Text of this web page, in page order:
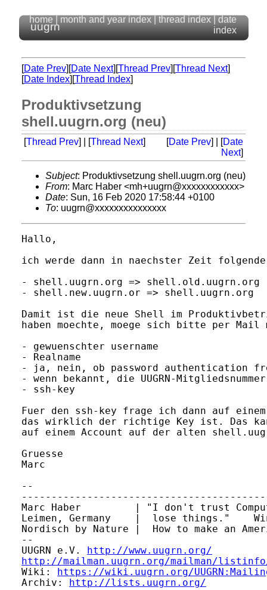
uugrn
home month and year index thread index
date
index
[Date Prev][Date Next][Thread Prev][Thread Next]
[Date Index][Thread Index]
Produktivsetzung
shell.uugrn.org (neu)
[Thread Prev] | [Thread Next] [Date Prev] | [Date
Next]
Subject: Produktivsetzung shell.uugrn.org (neu)
From: Marc Haber <mh+uugrn@xxxxxxxxxxxx>
Date: Sun, 16 Feb 2020 17:58:44 +0100
To: uugrn@xxxxxxxxxxxxxxx
Hallo,
ich werde dann in naechster Zeit folgende
- shell.uugrn.org => shell.old.uugrn.org
- shell.new.uugrn.or => shell.uugrn.org
Damit ist die neue Shell im
haben moechte, moege sich bitte per Mail
- gewuenschter username
- Realname
- ja, nein, ob password authentication
- wenn bekannt, die UUGRN-Mitgliedsnummer
- ssh-key
Fuer den ssh-key frage ich dann auf
das wirklich der richtige Key ist. Das
auf einem Account auf der alten
Gruesse
Marc
--
Marc Haber         | "I don't trust
Leimen, Germany    |  lose things."
Nordisch by Nature |  How to make an
--
UUGRN e.V.
http://www.uugrn.org/
http://mailman.uugrn.org/mailman/
Wiki:
https://wiki.uugrn.org/
Archiv:
http://lists.uugrn.org/